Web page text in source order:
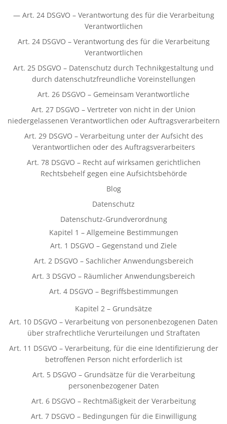
— Art. 24 DSGVO – Verantwortung des für die Verarbeitung
Verantwortlichen
Art. 24 DSGVO – Verantwortung des für die Verarbeitung
Verantwortlichen
Art. 25 DSGVO – Datenschutz durch Technikgestaltung und
durch datenschutzfreundliche Voreinstellungen
Art. 26 DSGVO – Gemeinsam Verantwortliche
Art. 27 DSGVO – Vertreter von nicht in der Union
niedergelassenen Verantwortlichen oder Auftragsverarbeitern
Art. 29 DSGVO – Verarbeitung unter der Aufsicht des
Verantwortlichen oder des Auftragsverarbeiters
Art. 78 DSGVO – Recht auf wirksamen gerichtlichen
Rechtsbehelf gegen eine Aufsichtsbehörde
Blog
Datenschutz
Datenschutz-Grundverordnung
Kapitel 1 – Allgemeine Bestimmungen
Art. 1 DSGVO – Gegenstand und Ziele
Art. 2 DSGVO – Sachlicher Anwendungsbereich
Art. 3 DSGVO – Räumlicher Anwendungsbereich
Art. 4 DSGVO – Begriffsbestimmungen
Kapitel 2 – Grundsätze
Art. 10 DSGVO – Verarbeitung von personenbezogenen Daten
über strafrechtliche Verurteilungen und Straftaten
Art. 11 DSGVO – Verarbeitung, für die eine Identifizierung der
betroffenen Person nicht erforderlich ist
Art. 5 DSGVO – Grundsätze für die Verarbeitung
personenbezogener Daten
Art. 6 DSGVO – Rechtmäßigkeit der Verarbeitung
Art. 7 DSGVO – Bedingungen für die Einwilligung